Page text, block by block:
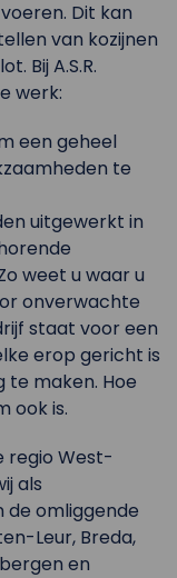
Dit kan
van kozijnen
Bij A.S.R.
werk:
een geheel
te
uitgewerkt in
weet u waar u
onverwachte
staat voor een
erop gericht is
te maken. Hoe
ook is.
regio West-
als
de omliggende
Leur, Breda,
en